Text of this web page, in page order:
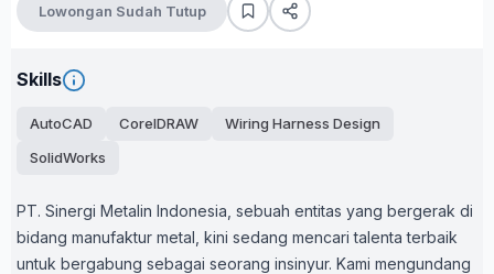
Lowongan Sudah Tutup
Skills
AutoCAD CorelDRAW
Wiring Harness Design
SolidWorks
PT. Sinergi Metalin Indonesia, sebuah entitas yang bergerak di
bidang manufaktur metal, kini sedang mencari talenta terbaik
untuk bergabung sebagai seorang insinyur. Kami mengundang